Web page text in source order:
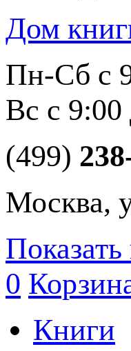
Дом
Пн-Сб с
Вс с 9:00
(499)
Москва,
Показать
0
Книги